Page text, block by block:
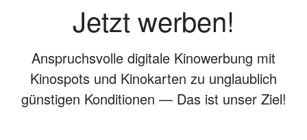
Jetzt werben!
Anspruchsvolle digitale Kinowerbung mit
Kinospots und Kinokarten zu unglaublich
günstigen Konditionen — Das ist unser Ziel!